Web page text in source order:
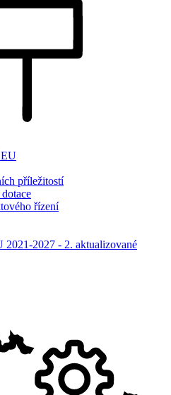
EU
příležitostí
řízení
2021-2027 - 2. aktualizované